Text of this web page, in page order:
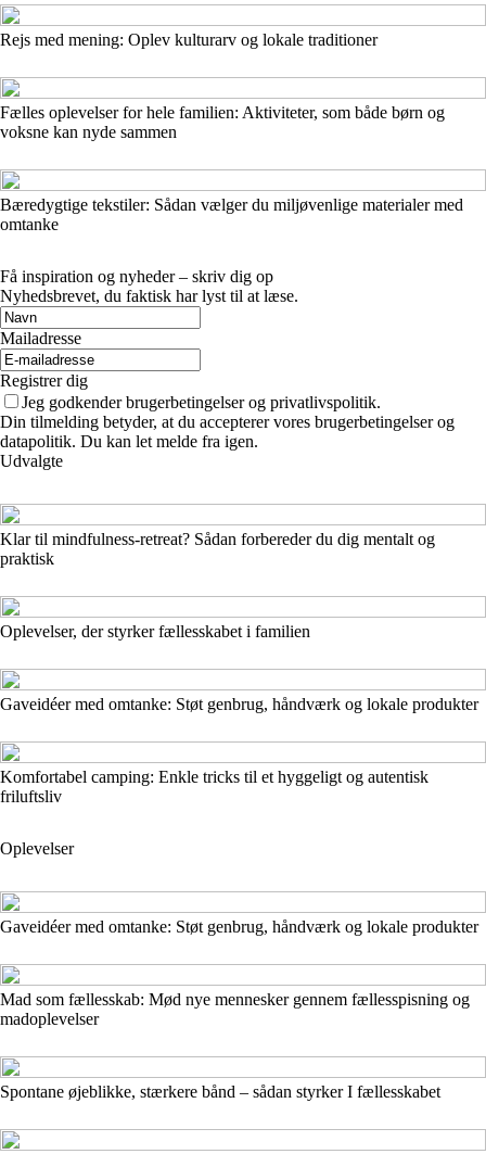
Rejs med mening: Oplev kulturarv og lokale traditioner
Fælles oplevelser for hele familien: Aktiviteter, som både børn og
voksne kan nyde sammen
Bæredygtige tekstiler: Sådan vælger du miljøvenlige materialer med
omtanke
Få inspiration og nyheder – skriv dig op
Nyhedsbrevet, du faktisk har lyst til at læse.
Mailadresse
Registrer dig
Jeg godkender brugerbetingelser og privatlivspolitik.
Din tilmelding betyder, at du accepterer vores brugerbetingelser og
datapolitik. Du kan let melde fra igen.
Udvalgte
Klar til mindfulness-retreat? Sådan forbereder du dig mentalt og
praktisk
Oplevelser, der styrker fællesskabet i familien
Gaveidéer med omtanke: Støt genbrug, håndværk og lokale produkter
Komfortabel camping: Enkle tricks til et hyggeligt og autentisk
friluftsliv
Oplevelser
Gaveidéer med omtanke: Støt genbrug, håndværk og lokale produkter
Mad som fællesskab: Mød nye mennesker gennem fællesspisning og
madoplevelser
Spontane øjeblikke, stærkere bånd – sådan styrker I fællesskabet